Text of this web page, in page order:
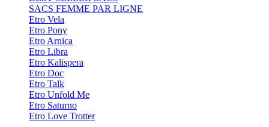
SACS FEMME PAR LIGNE
Etro Vela
Etro Pony
Etro Arnica
Etro Libra
Etro Kalispera
Etro Doc
Etro Talk
Etro Unfold Me
Etro Saturno
Etro Love Trotter